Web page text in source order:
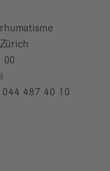
00
044 487 40 10